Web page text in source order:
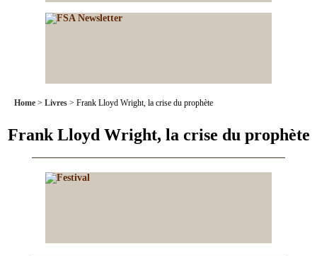
Home Livres Frank Lloyd Wright, la crise du prophète
Frank Lloyd Wright, la crise du prophète